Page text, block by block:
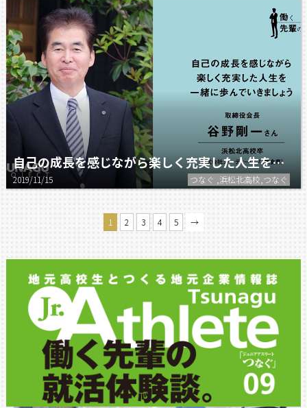
自己の成長を感じながら楽しく充実した人生を一緒に歩んでいきましょう。
2019/11/15 つなぐ ,浜松北高校,つなぐ
1 2 3 4 5 →